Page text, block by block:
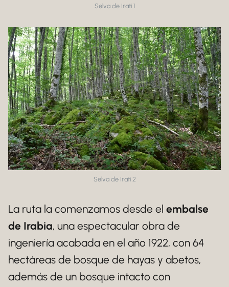
Selva de Irati 1
Selva de Irati 2
La ruta la comenzamos desde el embalse
de Irabia, una espectacular obra de
ingeniería acabada en el año 1922, con 64
hectáreas de bosque de hayas y abetos,
además de un bosque intacto con